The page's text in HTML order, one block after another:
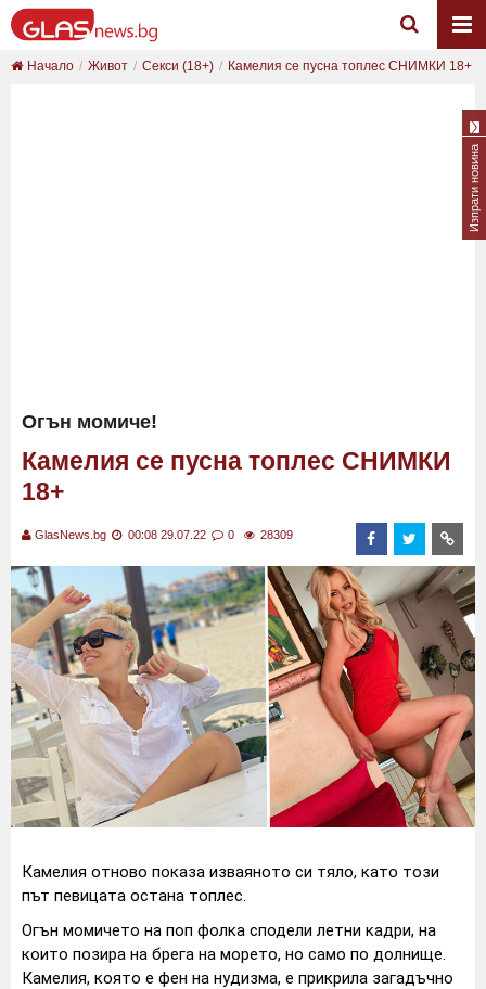
Начало Живот Секси (18+) Камелия се пусна топлес СНИМКИ 18+
Огън момиче!
Камелия се пусна топлес СНИМКИ
18+
GlasNews.bg 00:08 29.07.22 0 28309
Камелия отново показа изваяното си тяло, като този
път певицата остана топлес.
Огън момичето на поп фолка сподели летни кадри, на
които позира на брега на морето, но само по долнище.
Камелия, която е фен на нудизма, е прикрила загадъчно
Изпрати новина